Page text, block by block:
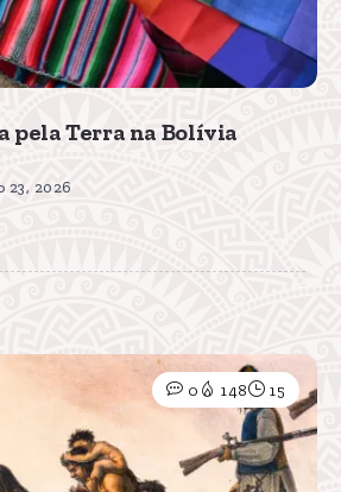
pela Terra na Bolívia
23, 2026
0 148 15